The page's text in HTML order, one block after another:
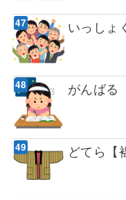
いっしょ
がんばる
どてら【